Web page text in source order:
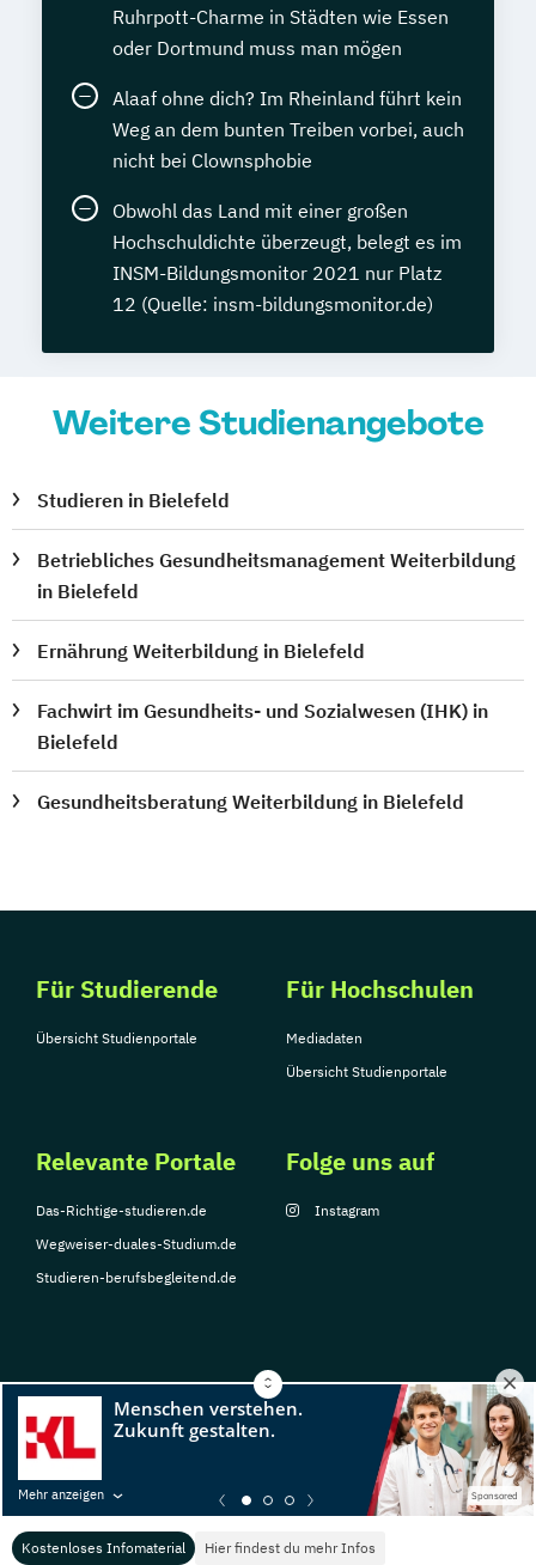
Kostenloses Infomaterial Hier findest du mehr Infos
Mehr anzeigen Sponsored
Ruhrpott-Charme in Städten wie Essen
oder Dortmund muss man mögen
Alaaf ohne dich? Im Rheinland führt kein
Weg an dem bunten Treiben vorbei, auch
nicht bei Clownsphobie
Obwohl das Land mit einer großen
Hochschuldichte überzeugt, belegt es im
INSM-Bildungsmonitor 2021 nur Platz
12 (Quelle: insm-bildungsmonitor.de)
Weitere Studienangebote
Studieren in Bielefeld
Betriebliches Gesundheitsmanagement Weiterbildung
in Bielefeld
Ernährung Weiterbildung in Bielefeld
Fachwirt im Gesundheits- und Sozialwesen (IHK) in
Bielefeld
Gesundheitsberatung Weiterbildung in Bielefeld
Für Studierende
Übersicht Studienportale
Für Hochschulen
Mediadaten
Übersicht Studienportale
Relevante Portale
Das-Richtige-studieren.de
Wegweiser-duales-Studium.de
Studieren-berufsbegleitend.de
Folge uns auf
Instagram
© Copyright 2026, TarGroup Media GmbH
Nutzungsbedingungen